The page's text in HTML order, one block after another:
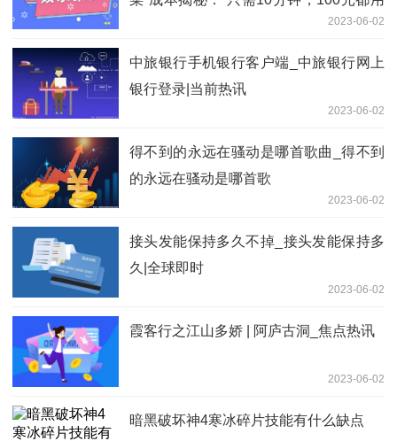
2023-06-02
中旅银行手机银行客户端_中旅银行网上
银行登录|当前热讯
2023-06-02
得不到的永远在骚动是哪首歌曲_得不到
的永远在骚动是哪首歌
2023-06-02
接头发能保持多久不掉_接头发能保持多
久|全球即时
2023-06-02
霞客行之江山多娇 | 阿庐古洞_焦点热讯
2023-06-02
暗黑破坏神4寒冰碎片技能有什么缺点